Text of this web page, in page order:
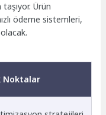
Ürün
ödeme sistemleri,
Noktalar